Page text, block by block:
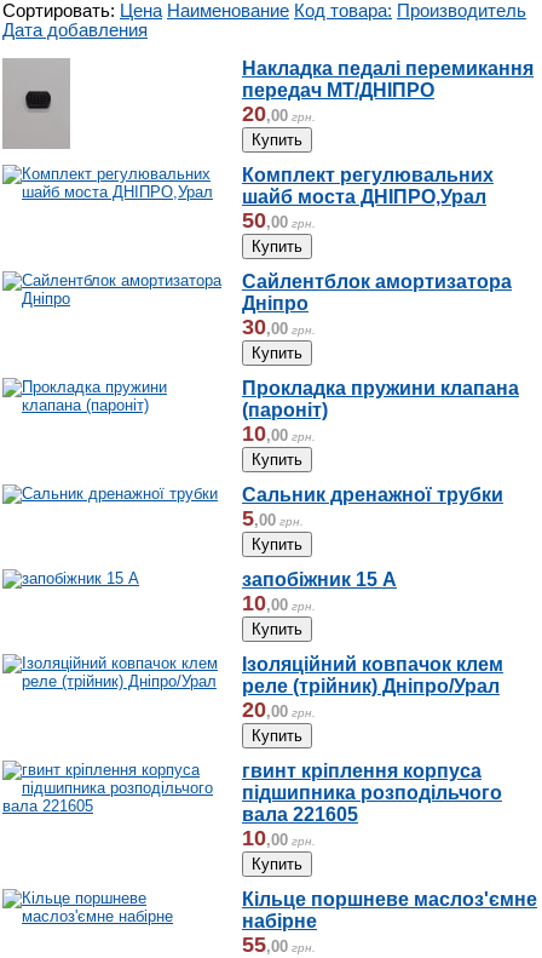
Сортировать: Цена Наименование Код товара: Производитель
Дата добавления
Накладка педалі перемикання
передач МТ/ДНІПРО
20,00 грн.
Комплект регулювальних
шайб моста ДНІПРО,Урал
50,00 грн.
Сайлентблок амортизатора
Дніпро
30,00 грн.
Прокладка пружини клапана
(пароніт)
10,00 грн.
Сальник дренажної трубки
5,00 грн.
запобіжник 15 А
10,00 грн.
Ізоляційний ковпачок клем
реле (трійник) Дніпро/Урал
20,00 грн.
гвинт кріплення корпуса
підшипника розподільчого
вала 221605
10,00 грн.
Кільце поршневе маслоз'ємне
набірне
55,00 грн.